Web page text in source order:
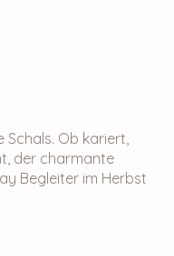
Schals. Ob kariert,
der charmante
Begleiter im Herbst